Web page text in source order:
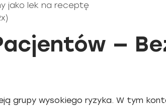
jako lek na receptę
—
grupy wysokiego ryzyka. W tym